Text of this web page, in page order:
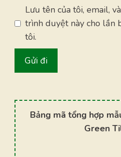
Lưu tên của tôi, email,
trình duyệt này cho lần
tôi.
Bảng mã tổng hợp
Green